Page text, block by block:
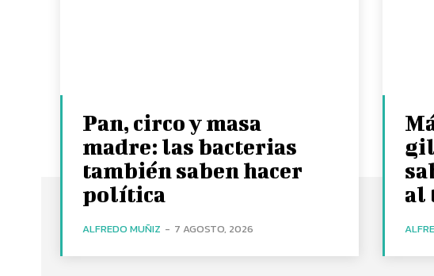
Pan, circo y masa
madre: las bacterias
también saben hacer
política
ALFREDO MUÑIZ - 7 AGOSTO, 2026
al